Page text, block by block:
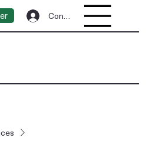
Connexion